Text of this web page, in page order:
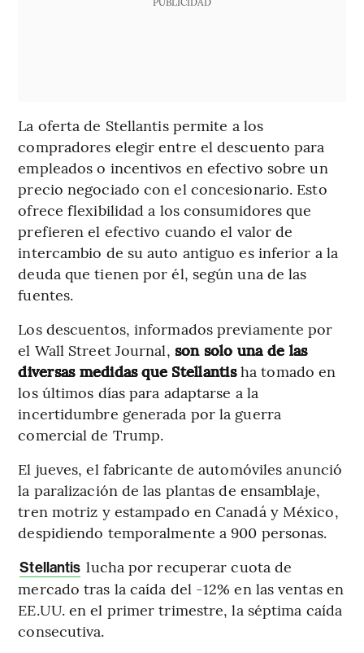
La oferta de Stellantis permite a los
compradores elegir entre el descuento para
empleados o incentivos en efectivo sobre un
precio negociado con el concesionario. Esto
ofrece flexibilidad a los consumidores que
prefieren el efectivo cuando el valor de
intercambio de su auto antiguo es inferior a la
deuda que tienen por él, según una de las
fuentes.
Los descuentos, informados previamente por
el Wall Street Journal, son solo una de las
diversas medidas que Stellantisha tomado en
los últimos días para adaptarse a la
incertidumbre generada por la guerra
comercial de Trump.
El jueves, el fabricante de automóviles anunció
la paralización de las plantas de ensamblaje,
tren motriz y estampado en Canadá y México,
despidiendo temporalmente a 900 personas.
Stellantis lucha por recuperar cuota de
mercado tras la caída del -12% en las ventas en
EE.UU. en el primer trimestre, la séptima caída
consecutiva.